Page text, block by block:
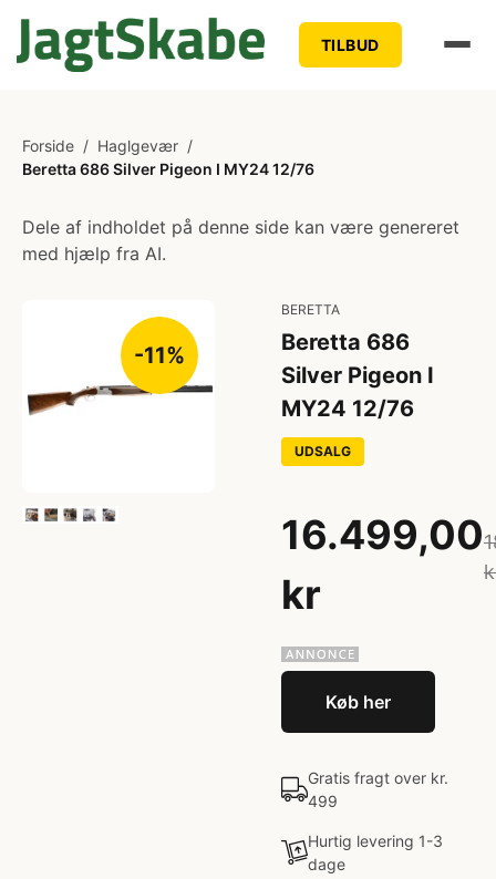
TILBUD
Forside / Haglgevær /
Beretta 686 Silver Pigeon I MY24 12/76
Dele af indholdet på denne side kan være genereret
med hjælp fra AI.
-11%
BERETTA
Beretta 686
Silver Pigeon I
MY24 12/76
UDSALG
16.499,00
kr
Køb her
Gratis fragt over kr.
499
Hurtig levering 1-3
dage